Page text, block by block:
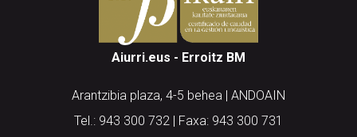
Aiurri.eus - Erroitz BM
Arantzibia plaza, 4-5 behea | ANDOAIN
Tel.: 943 300 732 | Faxa: 943 300 731